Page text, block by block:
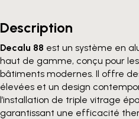
Description
Decalu 88 est un système en
haut de gamme, conçu pour
bâtiments modernes. Il offre
élevées et un design
l’installation de triple vitrage
garantissant une efficacité